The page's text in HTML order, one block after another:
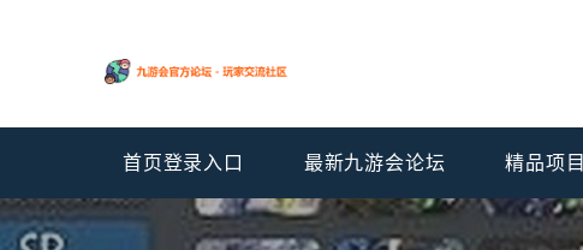
首页登录入口 最新九游会论坛 精品项目